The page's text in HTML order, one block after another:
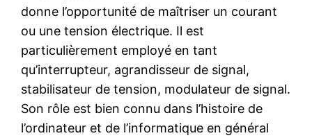
donne l’opportunité de maîtriser un courant
ou une tension électrique. Il est
particulièrement employé en tant
qu’interrupteur, agrandisseur de signal,
stabilisateur de tension, modulateur de signal.
Son rôle est bien connu dans l’histoire de
l’ordinateur et de l’informatique en général